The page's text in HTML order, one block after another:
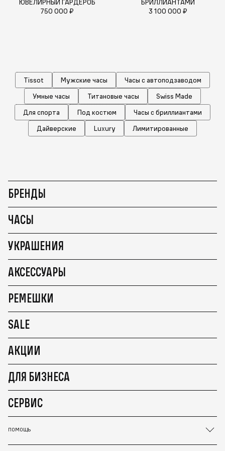
ЮВЕЛИРНЫЙ ГАРДЕРОБ
750 000 ₽
БРИЛЛИАНТАМИ
3 100 000 ₽
Tissot Мужские часы
Часы с автоподзаводом
Умные часы
Титановые часы
Swiss Made
Для спорта
Под костюм
Часы с бриллиантами
Дайверские
Luxury Лимитированные
БРЕНДЫ
ЧАСЫ
УКРАШЕНИЯ
АКСЕССУАРЫ
РЕМЕШКИ
SALE
АКЦИИ
ДЛЯ БИЗНЕСА
СЕРВИС
ПОМОЩЬ